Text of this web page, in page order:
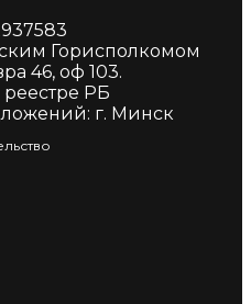
Горисполкомом
46, оф 103.
РБ
г. Минск